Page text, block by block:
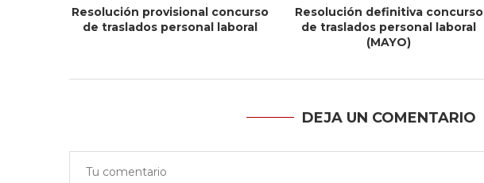
Resolución provisional concurso
de traslados personal laboral
Resolución definitiva concurso
de traslados personal laboral
(MAYO)
DEJA UN COMENTARIO